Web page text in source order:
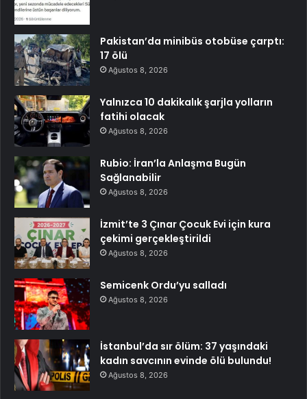
Pakistan’da minibüs otobüse çarptı:
17 ölü
Ağustos 8, 2026
Yalnızca 10 dakikalık şarjla yolların
fatihi olacak
Ağustos 8, 2026
Rubio: İran’la Anlaşma Bugün
Sağlanabilir
Ağustos 8, 2026
İzmit’te 3 Çınar Çocuk Evi için kura
çekimi gerçekleştirildi
Ağustos 8, 2026
Semicenk Ordu’yu salladı
Ağustos 8, 2026
İstanbul’da sır ölüm: 37 yaşındaki
kadın savcının evinde ölü bulundu!
Ağustos 8, 2026